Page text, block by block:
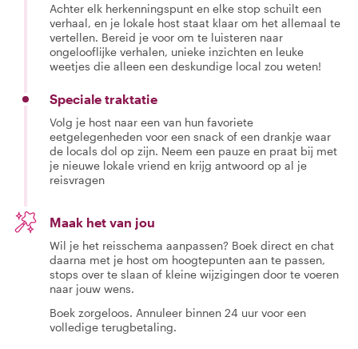
Achter elk herkenningspunt en elke stop schuilt een
verhaal, en je lokale host staat klaar om het allemaal te
vertellen. Bereid je voor om te luisteren naar
ongelooflijke verhalen, unieke inzichten en leuke
weetjes die alleen een deskundige local zou weten!
Speciale traktatie
Volg je host naar een van hun favoriete
eetgelegenheden voor een snack of een drankje waar
de locals dol op zijn. Neem een pauze en praat bij met
je nieuwe lokale vriend en krijg antwoord op al je
reisvragen
Maak het van jou
Wil je het reisschema aanpassen? Boek direct en chat
daarna met je host om hoogtepunten aan te passen,
stops over te slaan of kleine wijzigingen door te voeren
naar jouw wens.
Boek zorgeloos. Annuleer binnen 24 uur voor een
volledige terugbetaling.